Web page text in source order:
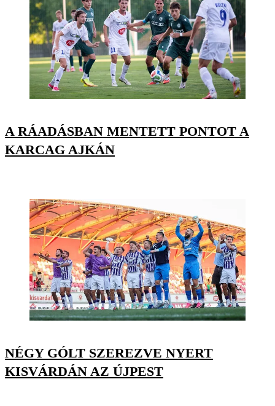
A RÁADÁSBAN MENTETT PONTOT A
KARCAG AJKÁN
NÉGY GÓLT SZEREZVE NYERT
KISVÁRDÁN AZ ÚJPEST